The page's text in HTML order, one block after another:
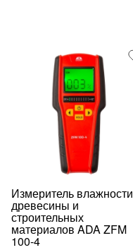
Измеритель влажности
древесины и
строительных
материалов ADA ZFM
100-4